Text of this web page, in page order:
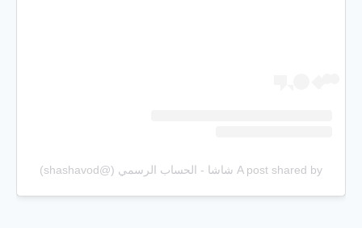
A post shared by شاشا - الحساب الرسمي (@shashavod)